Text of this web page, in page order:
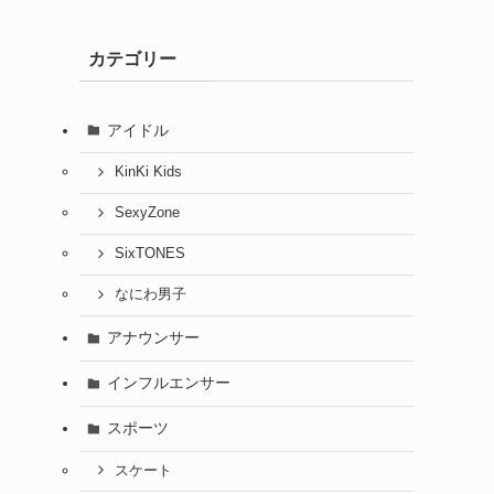
カテゴリー
アイドル
KinKi Kids
SexyZone
SixTONES
なにわ男子
アナウンサー
インフルエンサー
スポーツ
スケート